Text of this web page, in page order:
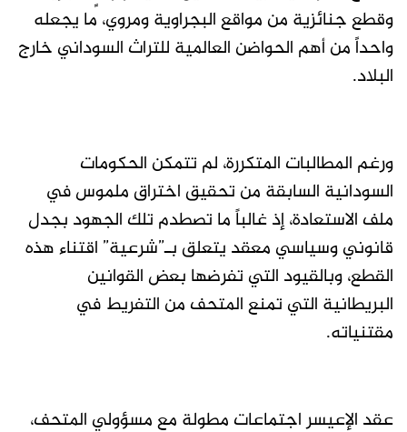
وقطع جنائزية من مواقع البجراوية ومروي، ما يجعله
واحداً من أهم الحواضن العالمية للتراث السوداني خارج
البلاد.
ورغم المطالبات المتكررة، لم تتمكن الحكومات
السودانية السابقة من تحقيق اختراق ملموس في
ملف الاستعادة، إذ غالباً ما تصطدم تلك الجهود بجدل
قانوني وسياسي معقد يتعلق بـ”شرعية” اقتناء هذه
القطع، وبالقيود التي تفرضها بعض القوانين
البريطانية التي تمنع المتحف من التفريط في
مقتنياته.
عقد الإعيسر اجتماعات مطولة مع مسؤولي المتحف،